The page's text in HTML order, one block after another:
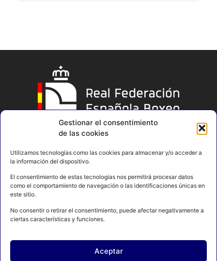
Gestionar el consentimiento
de las cookies
Utilizamos tecnologías como las cookies para almacenar y/o acceder a
la información del dispositivo.
El consentimiento de estas tecnologías nos permitirá procesar datos
como el comportamiento de navegación o las identificaciones únicas en
este sitio.
No consentir o retirar el consentimiento, puede afectar negativamente a
ciertas características y funciones.
Aceptar